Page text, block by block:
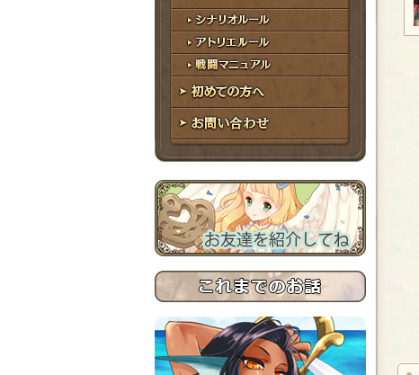
ゲームマニュアル
シナリオルール
アトリエルール
戦闘マニュアル
初めての方へ
お問い合わせ